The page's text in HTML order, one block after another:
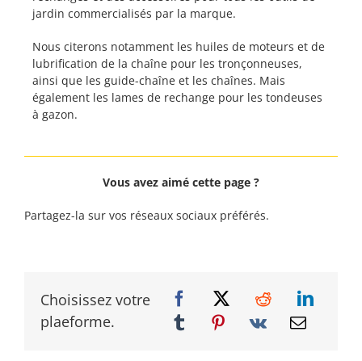
jardin commercialisés par la marque.
Nous citerons notamment les huiles de moteurs et de
lubrification de la chaîne pour les tronçonneuses,
ainsi que les guide-chaîne et les chaînes. Mais
également les lames de rechange pour les tondeuses
à gazon.
Vous avez aimé cette page ?
Partagez-la sur vos réseaux sociaux préférés.
Choisissez votre
plaeforme.